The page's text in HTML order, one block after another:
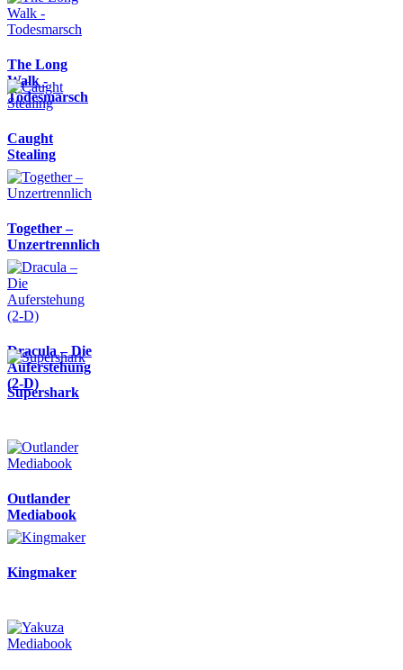
The Long
Walk -
Todesmarsch
Caught
Stealing
Together –
Unzertrennlich
Dracula – Die
Auferstehung
(2-D)
Supershark
Outlander
Mediabook
Kingmaker